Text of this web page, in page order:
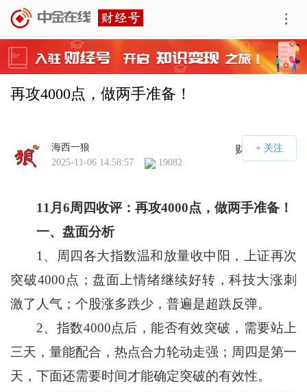
再攻4000点，做两手准备！
财经号APP
海西一狼
2025-11-06 14:58:57
19082
11月 6周四收评：再攻4000点，做两手准备！
一、盘面分析
1、周四各大指数温和放量收中阳，上证再次
突破4000点；盘面上情绪继续好转，科技大涨刺
激了人气；个股涨多跌少，普遍是超跌反弹。
2、 指数4000点后，能否有效突破，需要站上
三天，量能配合，热点合力轮动走强；周四是第一
天，下面还需要时间才能确定突破的有效性。